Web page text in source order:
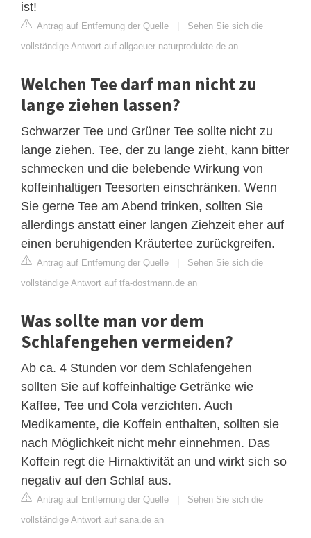
ist!
Antrag auf Entfernung der Quelle | Sehen Sie sich die
vollständige Antwort auf allgaeuer-naturprodukte.de an
Welchen Tee darf man nicht zu
lange ziehen lassen?
Schwarzer Tee und Grüner Tee sollte nicht zu
lange ziehen. Tee, der zu lange zieht, kann bitter
schmecken und die belebende Wirkung von
koffeinhaltigen Teesorten einschränken. Wenn
Sie gerne Tee am Abend trinken, sollten Sie
allerdings anstatt einer langen Ziehzeit eher auf
einen beruhigenden Kräutertee zurückgreifen.
Antrag auf Entfernung der Quelle | Sehen Sie sich die
vollständige Antwort auf tfa-dostmann.de an
Was sollte man vor dem
Schlafengehen vermeiden?
Ab ca. 4 Stunden vor dem Schlafengehen
sollten Sie auf koffeinhaltige Getränke wie
Kaffee, Tee und Cola verzichten. Auch
Medikamente, die Koffein enthalten, sollten sie
nach Möglichkeit nicht mehr einnehmen. Das
Koffein regt die Hirnaktivität an und wirkt sich so
negativ auf den Schlaf aus.
Antrag auf Entfernung der Quelle | Sehen Sie sich die
vollständige Antwort auf sana.de an